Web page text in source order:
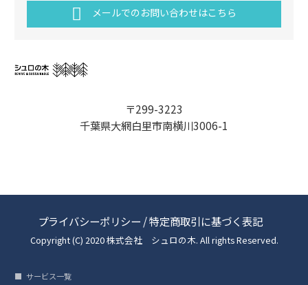
〒299-3223
千葉県大網白里市南横川3006-1
メールでのお問い合わせはこちら
プライバシーポリシー /特定商取引に基づく表記
Copyright (C) 2020 株式会社 シュロの木. All rights Reserved.
サービス一覧